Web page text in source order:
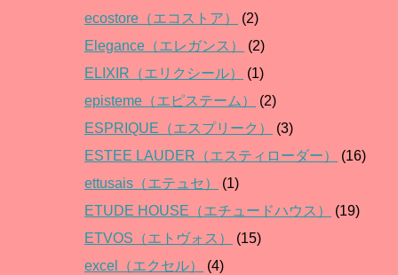
ecostore（エコストア）
(2)
Elegance（エレガンス）
(2)
ELIXIR（エリクシール）
(1)
episteme（エピステーム）
(2)
ESPRIQUE（エスプリーク）
(3)
ESTEE LAUDER（エスティローダー）
(16)
ettusais（エテュセ）
(1)
ETUDE HOUSE（エチュードハウス）
(19)
ETVOS（エトヴォス）
(15)
excel（エクセル）
(4)